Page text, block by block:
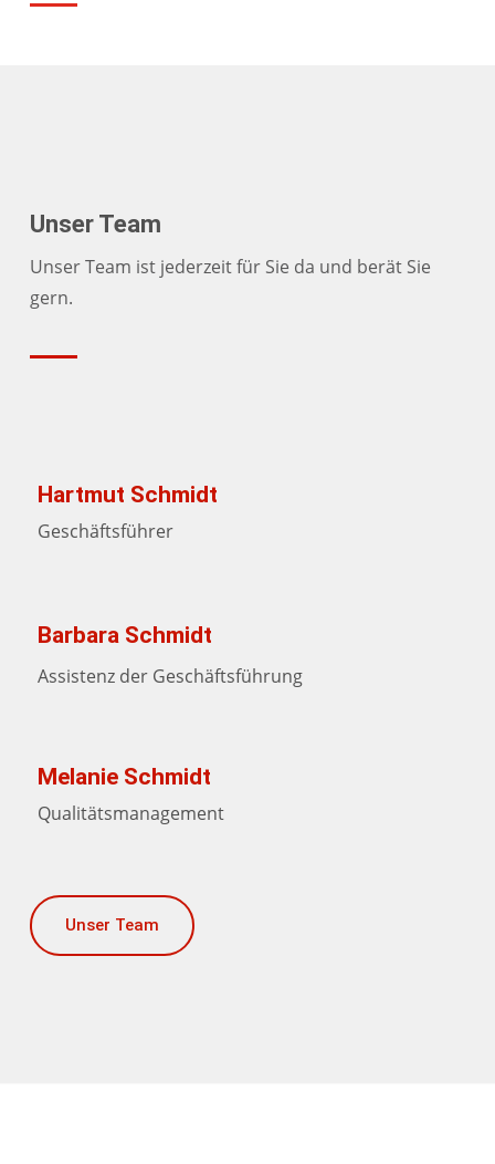
Unser Team
Unser Team ist jederzeit für Sie da und berät Sie
gern.
Hartmut Schmidt
Geschäftsführer
Barbara Schmidt
Assistenz der Geschäftsführung
Melanie Schmidt
Qualitätsmanagement
Unser Team